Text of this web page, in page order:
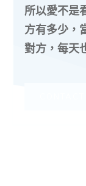
所以愛不是
方有多少，
對方，每天